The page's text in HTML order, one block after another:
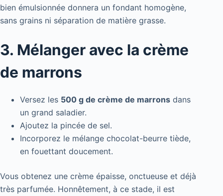
bien émulsionnée donnera un fondant homogène,
sans grains ni séparation de matière grasse.
3. Mélanger avec la crème
de marrons
Versez les 500 g de crème de marrons dans
un grand saladier.
Ajoutez la pincée de sel.
Incorporez le mélange chocolat-beurre tiède,
en fouettant doucement.
Vous obtenez une crème épaisse, onctueuse et déjà
très parfumée. Honnêtement, à ce stade, il est